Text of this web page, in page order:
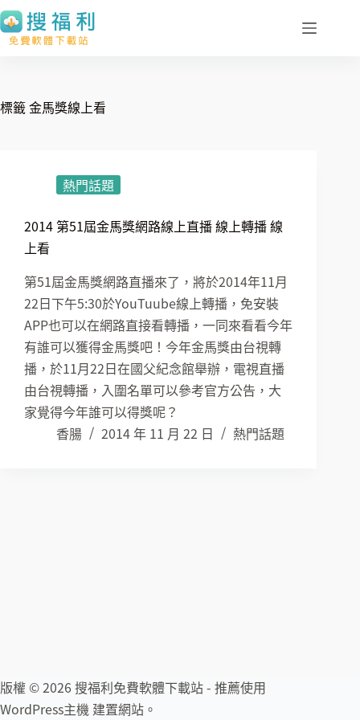
跳
至
內
容
標籤金馬獎線上看
熱門話題
2014 第51屆金馬獎網路線上直播 線上轉播 線
上看
第51屆金馬獎網路直播來了，將於2014年11月
22日下午5:30於YouTuube線上轉播，免安裝
APP也可以在網路直接看轉播，一同來看看今年
有誰可以獲得金馬獎吧！今年金馬獎由台視轉
播，於11月22日在國父紀念館舉辦，電視直播
由台視轉播，入圍名單可以參考官方公告，大
家覺得今年誰可以得獎呢？
香腸
2014 年 11 月 22 日 熱門話題
版權 © 2026 搜福利免費軟體下載站 - 推薦使用
WordPress主機 建置網站。